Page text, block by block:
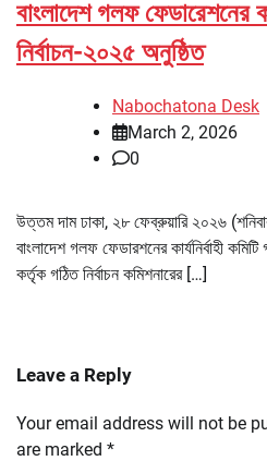
বাংলাদেশ গলফ ফেডারেশনের
নির্বাচন-২০২৫ অনুষ্ঠিত
Nabochatona Desk
March 2, 2026
0
উত্তম দাম ঢাকা, ২৮ ফেব্রুয়ারি ২০২৬
বাংলাদেশ গলফ ফেডারশনের কার্যনির্বাহী
কর্তৃক গঠিত নির্বাচন কমিশনারের […]
Leave a Reply
Your email address will not be
are marked *